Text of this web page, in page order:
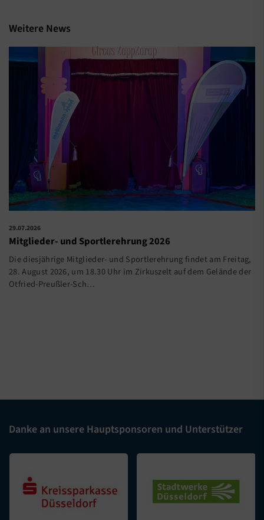
Weitere News
29.07.2026
Mitglieder- und Sportlerehrung 2026
Die diesjährige Mitglieder- und Sportlerehrung findet am Freitag,
28. August 2026, um 18.30 Uhr im Zirkuszelt auf dem Gelände der
Otfried-Preußler-Sch…
Danke an unsere Hauptsponsoren und Unterstützer